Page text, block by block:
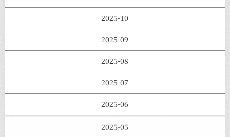
2025-10
2025-09
2025-08
2025-07
2025-06
2025-05